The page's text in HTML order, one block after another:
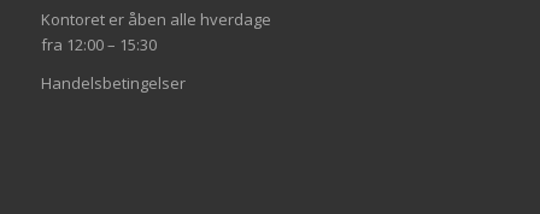
Kontoret er åben alle hverdage
fra 12:00 – 15:30
Handelsbetingelser